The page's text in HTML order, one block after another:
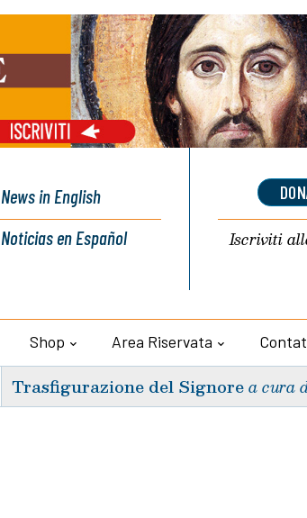
Newsin English
Noticiasen Español Iscriviti
Shop Area Riservata
Trasfigurazione del Signorea cura